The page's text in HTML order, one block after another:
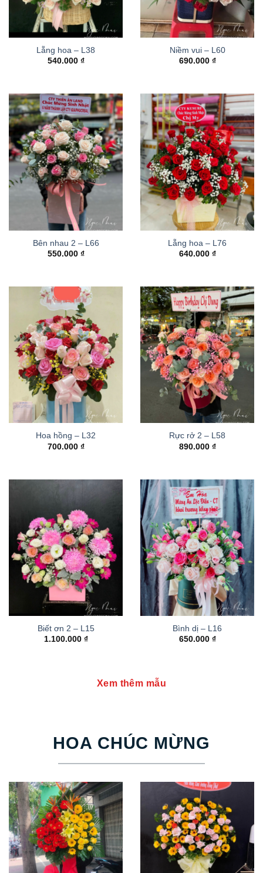
Lẵng hoa – L38
540.000 ₫
Niềm vui – L60
690.000 ₫
Bên nhau 2 – L66
550.000 ₫
Lẵng hoa – L76
640.000 ₫
Hoa hồng – L32
700.000 ₫
Rực rở 2 – L58
890.000 ₫
Biết ơn 2 – L15
1.100.000 ₫
Bình dị – L16
650.000 ₫
Xem thêm mẫu
HOA CHÚC MỪNG